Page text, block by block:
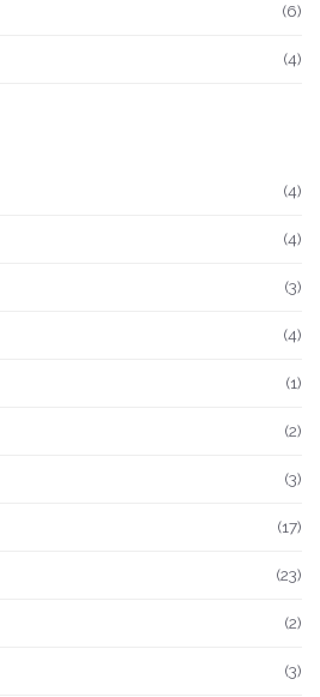
(6)
(4)
(4)
(4)
(3)
(4)
(1)
(2)
(3)
(17)
(23)
(2)
(3)